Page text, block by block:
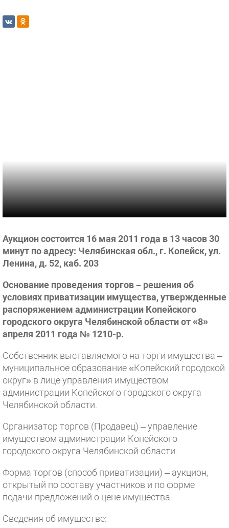
Аукцион состоится 16 мая 2011 года в 13 часов 30
минут по адресу: Челябинская обл., г. Копейск, ул.
Ленина, д. 52, каб. 203
Основание проведения торгов – решения об
условиях приватизации имущества, утвержденные
распоряжением администрации Копейского
городского округа Челябинской области от «8»
апреля 2011 года № 1210-р.
Собственник выставляемого на торги имущества –
муниципальное образование «Копейский городской
округ» в лице управления имуществом
администрации Копейского городского округа
Челябинской области.
Организатор торгов (Продавец) – управление
имуществом администрации Копейского
городского округа Челябинской области.
Форма торгов (способ приватизации) – аукцион,
открытый по составу участников и по форме
подачи предложений о цене имущества.
Сведения об имуществе: